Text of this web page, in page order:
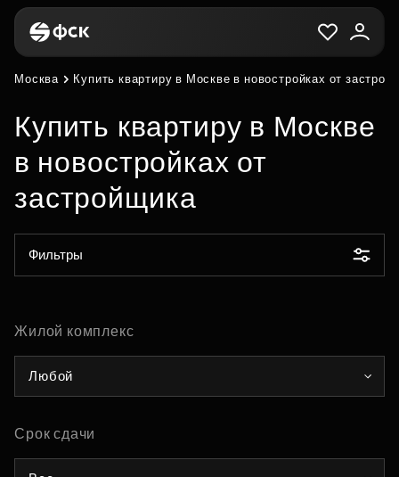
Москва Купить квартиру в Москве в новостройках от
Купить квартиру в Москве
в новостройках от
застройщика
Фильтры
Жилой комплекс
Любой
Срок сдачи